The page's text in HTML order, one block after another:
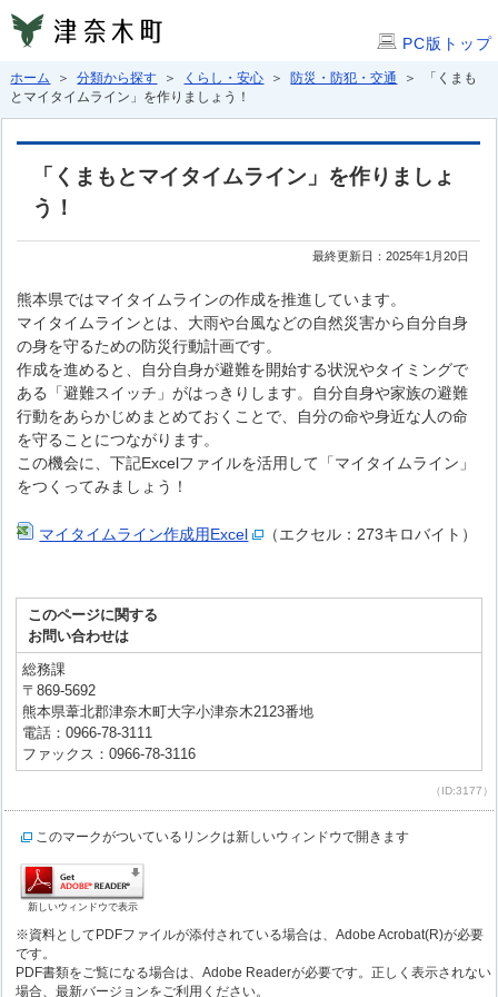
PC版トップ
ホーム ＞分類から探す ＞ くらし・安心 ＞ 防災・防犯・交通
＞ 「くまも
とマイタイムライン」を作りましょう！
「くまもとマイタイムライン」を作りましょ
う！
最終更新日：2025年1月20日
熊本県ではマイタイムラインの作成を推進しています。
マイタイムラインとは、大雨や台風などの自然災害から自分自身
の身を守るための防災行動計画です。
作成を進めると、自分自身が避難を開始する状況やタイミングで
ある「避難スイッチ」がはっきりします。自分自身や家族の避難
行動をあらかじめまとめておくことで、自分の命や身近な人の命
を守ることにつながります。
この機会に、下記Excelファイルを活用して「マイタイムライン」
をつくってみましょう！
マイタイムライン作成用Excel （エクセル：273キロバイト）
このページに関する
お問い合わせは
総務課
〒869-5692
熊本県葦北郡津奈木町大字小津奈木2123番地
電話：0966-78-3111
ファックス：0966-78-3116
（ID:3177）
このマークがついているリンクは新しいウィンドウで開きます
新しいウィンドウで表示
※資料としてPDFファイルが添付されている場合は、Adobe Acrobat(R)が必要
です。
PDF書類をご覧になる場合は、Adobe Readerが必要です。正しく表示されない
場合、最新バージョンをご利用ください。